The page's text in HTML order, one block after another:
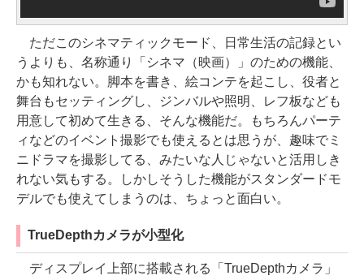
ただこのシネマティックモード、日常生活の記録とい
うよりも、名称通り「シネマ（映画）」のための機能、
かも知れない。脚本を書き、絵コンテを起こし、役者と
舞台もセッティングし、ジンバルや照明、レフ板なども
用意して初めて生きる、そんな機能だ。もちろんパーテ
ィなどのイベント撮影でも使えるとは思うが、趣味でミ
ニドラマを撮影してる、みたいな人じゃないと活用しき
れない気もする。しかしそうした機能がスタンダードモ
デルでも使えてしまうのは、ちょっと面白い。
TrueDepthカメラが小型化
ディスプレイ上部に搭載される「TrueDepthカメラ」